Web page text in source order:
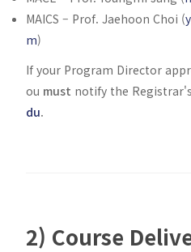
MAICS – Prof. Jaehoon Choi (
m)
If your Program Director
ou must notify the
du.
2) Course